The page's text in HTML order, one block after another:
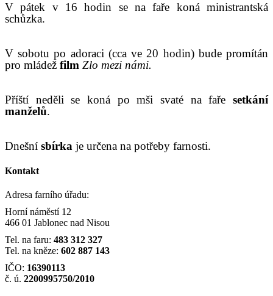
V pátek v 16 hodin se na faře koná ministrantská
schůzka.
V sobotu po adoraci (cca ve 20 hodin) bude promítán
pro mládež film Zlo mezi námi.
Příští neděli se koná po mši svaté na faře setkání
manželů.
Dnešní sbírka je určena na potřeby farnosti.
Kontakt
Adresa farního úřadu:
Horní náměstí 12
466 01 Jablonec nad Nisou
Tel. na faru: 483 312 327
Tel. na kněze: 602 887 143
IČO: 16390113
č. ú. 2200995750/2010